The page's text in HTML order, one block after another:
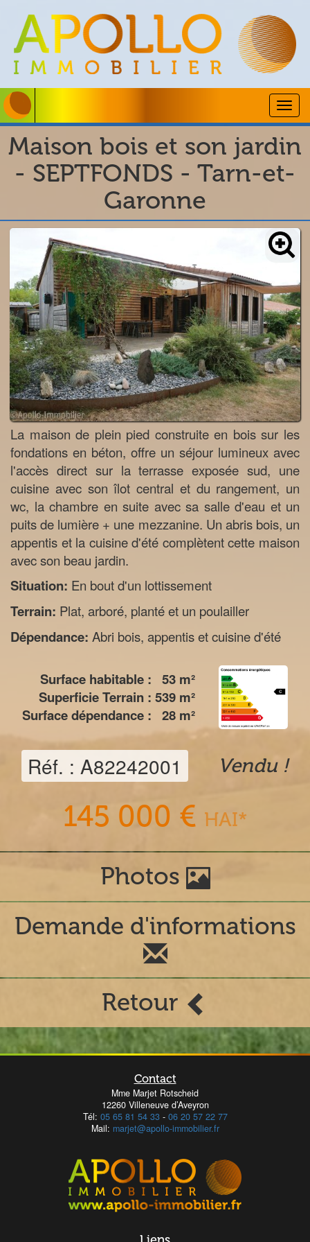
Maison bois et son jardin
- SEPTFONDS - Tarn-et-
Garonne
La maison de plein pied construite en bois sur les
fondations en béton, offre un séjour lumineux avec
l'accès direct sur la terrasse exposée sud, une
cuisine avec son îlot central et du rangement, un
wc, la chambre en suite avec sa salle d'eau et un
puits de lumière + une mezzanine. Un abris bois, un
appentis et la cuisine d'été complètent cette maison
avec son beau jardin.
Situation: En bout d'un lottissement
Terrain: Plat, arboré, planté et un poulailler
Dépendance: Abri bois, appentis et cuisine d'été
Surface habitable : 53 m²
Superficie Terrain : 539 m²
Surface dépendance : 28 m²
Réf. : A82242001 Vendu !
145 000 € HAI*
Photos
Demande d'informations
Retour
Contact
Mme Marjet Rotscheid
12260 Villeneuve d’Aveyron
Tél: 05 65 81 54 33- 06 20 57 22 77
Mail: marjet@apollo-immobilier.fr